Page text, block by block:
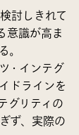
討しきれて
意識が高ま
・インテグ
ドラインを
グリティの
ず、実際の